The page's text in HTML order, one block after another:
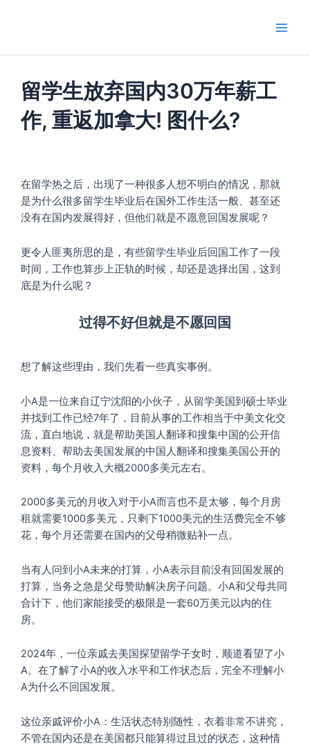
留学生放弃国内30万年薪工
作, 重返加拿大! 图什么?
在留学热之后，出现了一种很多人想不明白的情况，那就
是为什么很多留学生毕业后在国外工作生活一般、甚至还
没有在国内发展得好，但他们就是不愿意回国发展呢？
更令人匪夷所思的是，有些留学生毕业后回国工作了一段
时间，工作也算步上正轨的时候，却还是选择出国，这到
底是为什么呢？
过得不好但就是不愿回国
想了解这些理由，我们先看一些真实事例。
小A是一位来自辽宁沈阳的小伙子，从留学美国到硕士毕业
并找到工作已经7年了，目前从事的工作相当于中美文化交
流，直白地说，就是帮助美国人翻译和搜集中国的公开信
息资料、帮助去美国发展的中国人翻译和搜集美国公开的
资料，每个月收入大概2000多美元左右。
2000多美元的月收入对于小A而言也不是太够，每个月房
租就需要1000多美元，只剩下1000美元的生活费完全不够
花，每个月还需要在国内的父母稍微贴补一点。
当有人问到小A未来的打算，小A表示目前没有回国发展的
打算，当务之急是父母赞助解决房子问题。小A和父母共同
合计下，他们家能接受的极限是一套60万美元以内的住
房。
2024年，一位亲戚去美国探望留学子女时，顺道看望了小
A。在了解了小A的收入水平和工作状态后，完全不理解小
A为什么不回国发展。
这位亲戚评价小A：生活状态特别随性，衣着非常不讲究，
不管在国内还是在美国都只能算得过且过的状态，这种情